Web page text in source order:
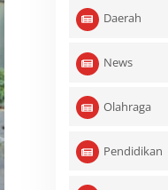
Daerah
News
Olahraga
Pendidikan